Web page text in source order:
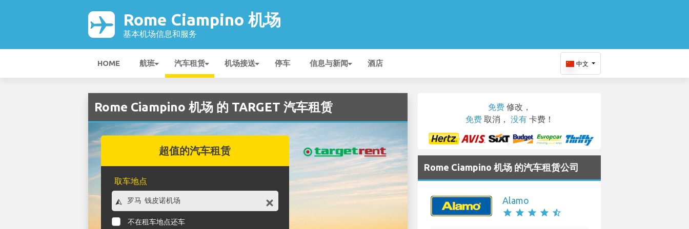
Rome Ciampino 机场
基本机场信息和服务
HOME 航班 汽车租赁 机场接送 停车 信息与新闻 酒店 中文
Rome Ciampino 机场 的 TARGET 汽车租赁
超值的汽车租赁
取车地点
不在租车地点还车
免费 修改，
免费 取消， 没有 卡费！
Rome Ciampino 机场 的汽车租赁公司
Alamo
star star star star star_half